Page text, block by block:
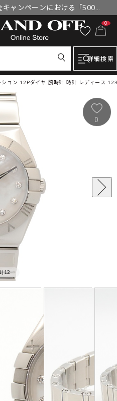
キャンペーンにおける「500円
漏れと補填について
0
詳細検索
ション 12Pダイヤ 腕時計 時計 レディース
OUT
|12
0